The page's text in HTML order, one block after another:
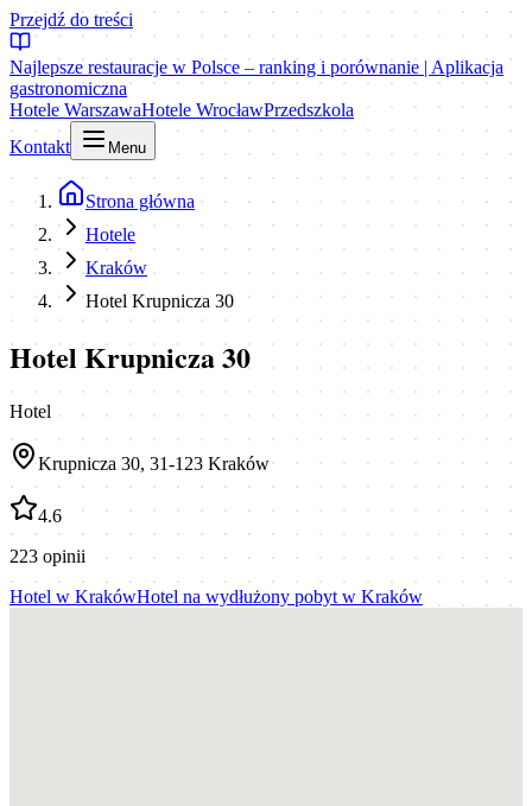
Przejdź do treści
Najlepsze restauracje w Polsce – ranking i porównanie | Aplikacja
gastronomiczna
Hotele WarszawaHotele WrocławPrzedszkola
Kontakt
Menu
Strona główna
Hotele
Kraków
Hotel Krupnicza 30
Hotel Krupnicza 30
Hotel
Krupnicza 30, 31-123 Kraków
4.6
223 opinii
Hotel w KrakówHotel na wydłużony pobyt w Kraków